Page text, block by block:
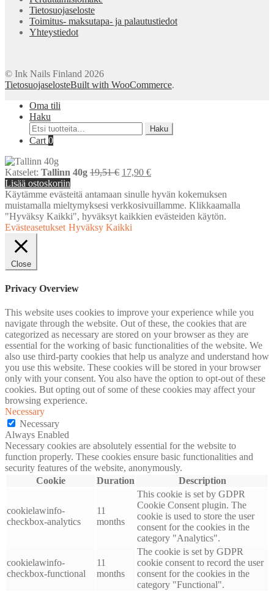
Tietosuojaseloste
Toimitus- maksutapa- ja palautustiedot
Yhteystiedot
© Ink Nails Finland 2026
TietosuojaselosteBuilt with WooCommerce.
Oma tili
Haku
Etsi:
Haku
Cart 0
Katselet: Tallinn 40g 19,51€ Alkuperäinen
oli:
19,51 €.
17,90 €Nykyinen
on:
17,90 €.
Lisää ostoskoriin
Käytämme evästeitä antamaan sinulle hyvän kokemuksen
muistamalla mieltymyksesi verkkosivuillamme. Klikkaamalla
"Hyväksy Kaikki", hyväksyt kaikkien evästeiden käytön.
Evästeasetukset Hyväksy Kaikki
Close
Privacy Overview
This website uses cookies to improve your experience while you
navigate through the website. Out of these, the cookies that are
categorized as necessary are stored on your browser as they are
essential for the working of basic functionalities of the website. We
also use third-party cookies that help us analyze and understand how
you use this website. These cookies will be stored in your browser
only with your consent. You also have the option to opt-out of these
cookies. But opting out of some of these cookies may affect your
browsing experience.
Necessary
Necessary
Always Enabled
Necessary cookies are absolutely essential for the website to
function properly. These cookies ensure basic functionalities and
security features of the website, anonymously.
Cookie
Duration Description
cookielawinfo-
checkbox-analytics
11
months
This cookie is set by GDPR
Cookie Consent plugin. The
cookie is used to store the user
consent for the cookies in the
category "Analytics".
cookielawinfo-
checkbox-functional
11
months
The cookie is set by GDPR
cookie consent to record the user
consent for the cookies in the
category "Functional".